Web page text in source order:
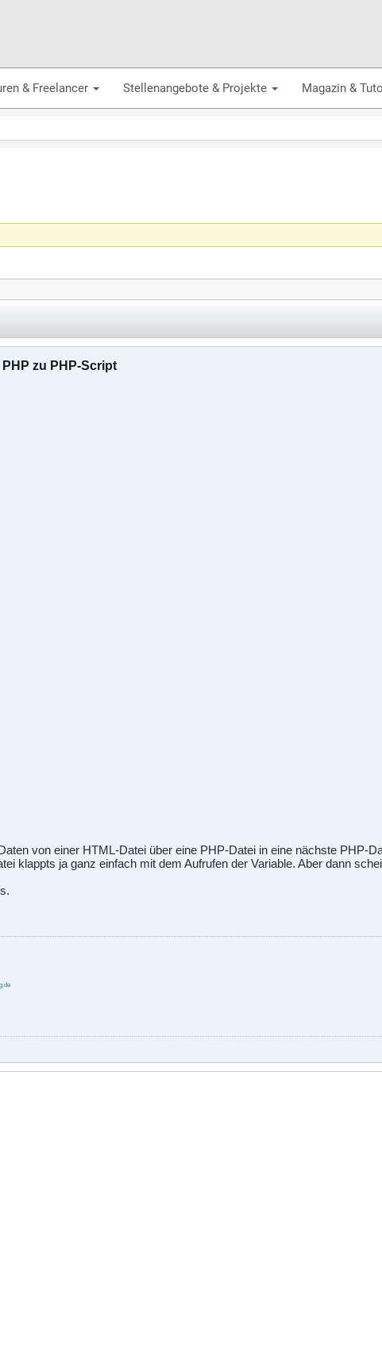
& Freelancer Stellenangebote & Projekte Magazin &
zu PHP-Script
von einer HTML-Datei über eine PHP-Datei in eine nächste PHP-
klappts ja ganz einfach mit dem Aufrufen der Variable. Aber dann